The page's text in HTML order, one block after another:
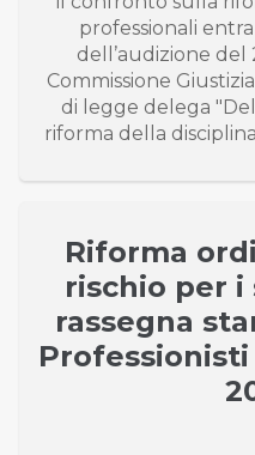
professionali
dell’audizione del
Commissione
di legge delega
riforma della
Riforma
rischio per i
rassegna